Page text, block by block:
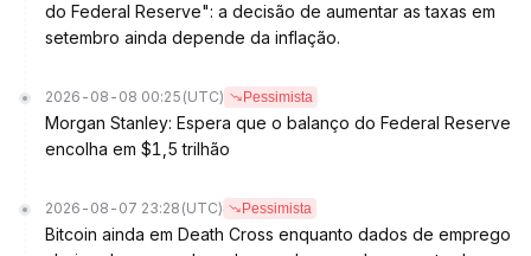
do Federal Reserve": a decisão de aumentar as taxas em
setembro ainda depende da inflação.
2026-08-08 00:25 (UTC) Pessimista
Morgan Stanley: Espera que o balanço do Federal Reserve
encolha em $1,5 trilhão
2026-08-07 23:28 (UTC) Pessimista
Bitcoin ainda em Death Cross enquanto dados de emprego